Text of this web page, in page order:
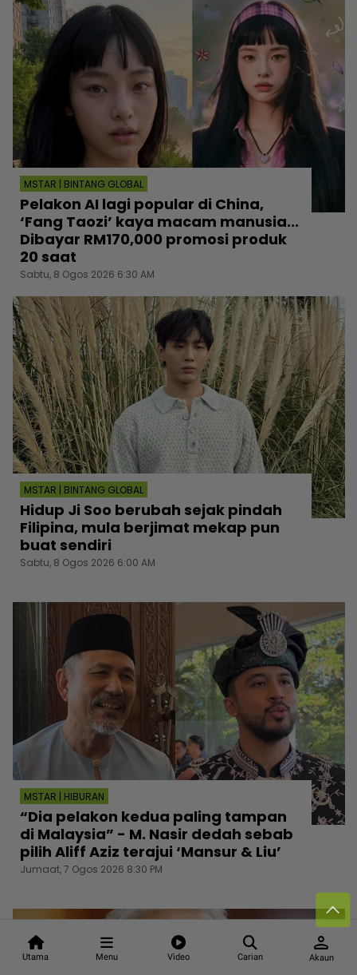
Utama Menu Video Carian
person
Akaun
MSTAR | BINTANG GLOBAL
Pelakon AI lagi popular di China,
‘Fang Taozi’ kaya macam manusia...
Dibayar RM170,000 promosi produk
20 saat
Sabtu, 8 Ogos 2026 6:30 AM
MSTAR | BINTANG GLOBAL
Hidup Ji Soo berubah sejak pindah
Filipina, mula berjimat mekap pun
buat sendiri
Sabtu, 8 Ogos 2026 6:00 AM
MSTAR | HIBURAN
“Dia pelakon kedua paling tampan
di Malaysia” - M. Nasir dedah sebab
pilih Aliff Aziz terajui ‘Mansur & Liu’
Jumaat, 7 Ogos 2026 8:30 PM